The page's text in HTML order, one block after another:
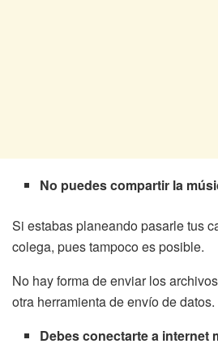
No puedes compartir la
Si estabas planeando pasarle tus
colega, pues tampoco es posible.
No hay forma de enviar los
otra herramienta de envío de datos.
Debes conectarte a internet